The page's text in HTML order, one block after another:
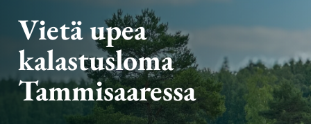
Vietä upea
kalastusloma
Tammisaaressa